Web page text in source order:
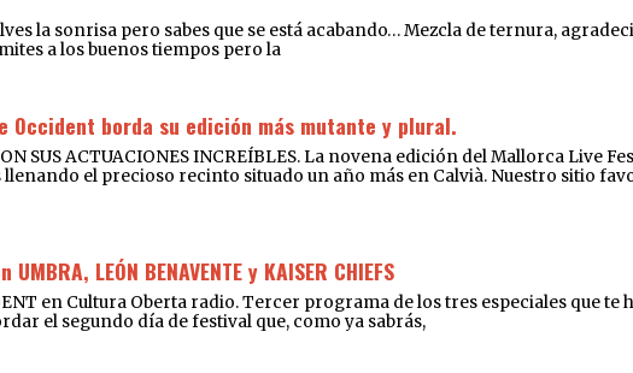
la sonrisa pero sabes que se está acabando… Mezcla de ternura,
a los buenos tiempos pero la
Occident borda su edición más mutante y plural.
SUS ACTUACIONES INCREÍBLES. La novena edición del Mallorca Live
el precioso recinto situado un año más en Calvià. Nuestro sitio
LEÓN BENAVENTE y KAISER CHIEFS
en Cultura Oberta radio. Tercer programa de los tres especiales que te
el segundo día de festival que, como ya sabrás,